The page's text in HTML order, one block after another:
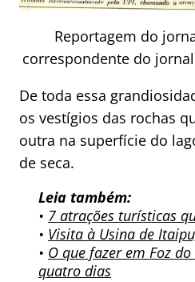
Reportagem do
correspondente do
De toda essa
os vestígios das rochas
outra na superfície do
de seca.
Leia também:
• 7 atrações turísticas
• Visita à Usina de
• O que fazer em Foz
quatro dias